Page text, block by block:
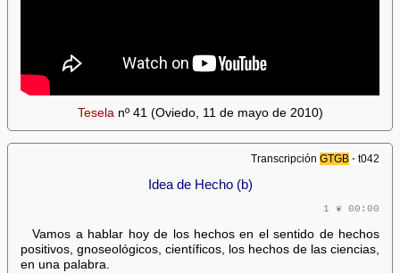
Tesela nº 41 (Oviedo, 11 de mayo de 2010)
TranscripciónGTGB ⋅ t042
Idea de Hecho (b)
1 ❦ 00:00
Vamos a hablar hoy de los hechos en el sentido de hechos
positivos, gnoseológicos, científicos, los hechos de las ciencias,
en una palabra.